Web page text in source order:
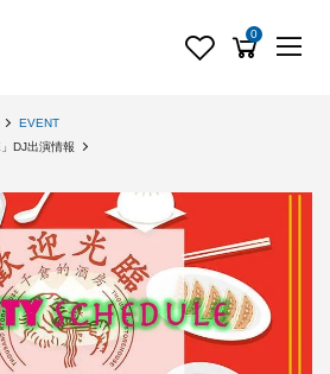
0
EVENT
DJ出演情報